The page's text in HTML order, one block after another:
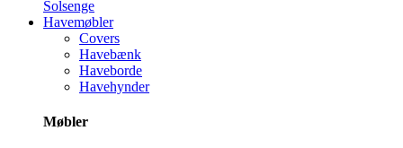
Solsenge
Havemøbler
Covers
Havebænk
Haveborde
Havehynder
Møbler